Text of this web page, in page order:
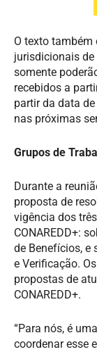
O texto também
jurisdicionais de
somente
recebidos a
partir da data
nas próximas
Grupos de
Durante a
proposta de
vigência dos três
CONAREDD+:
de Benefícios, e
e Verificação.
propostas de
CONAREDD+.
“Para nós, é
coordenar esse